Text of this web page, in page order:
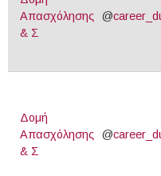
Απασχόλησης
& Σ
@
Δομή
Απασχόλησης
& Σ
@